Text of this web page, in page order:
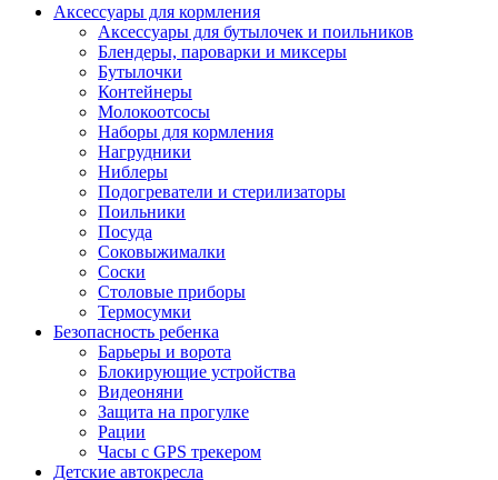
Аксессуары для кормления
Аксессуары для бутылочек и поильников
Блендеры, пароварки и миксеры
Бутылочки
Контейнеры
Молокоотсосы
Наборы для кормления
Нагрудники
Ниблеры
Подогреватели и стерилизаторы
Поильники
Посуда
Соковыжималки
Соски
Столовые приборы
Термосумки
Безопасность ребенка
Барьеры и ворота
Блокирующие устройства
Видеоняни
Защита на прогулке
Рации
Часы с GPS трекером
Детские автокресла